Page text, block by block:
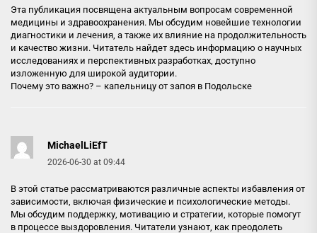
Эта публикация посвящена актуальным вопросам современной
медицины и здравоохранения. Мы обсудим новейшие технологии
диагностики и лечения, а также их влияние на продолжительность
и качество жизни. Читатель найдет здесь информацию о научных
исследованиях и перспективных разработках, доступно
изложенную для широкой аудитории.
Почему это важно? – капельницу от запоя в Подольске
MichaelLiEfT
2026-06-30 at 09:44
В этой статье рассматриваются различные аспекты избавления от
зависимости, включая физические и психологические методы.
Мы обсудим поддержку, мотивацию и стратегии, которые помогут
в процессе выздоровления. Читатели узнают, как преодолеть